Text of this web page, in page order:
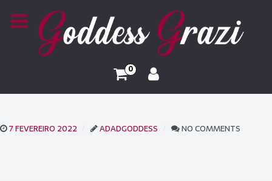
0
7 FEVEREIRO 2022 ADADGODDESS NO COMMENTS